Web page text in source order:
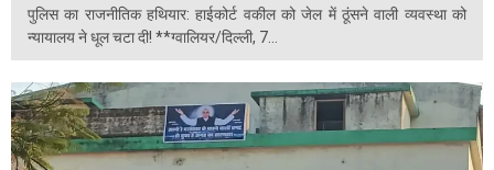
पुलिस का राजनीतिक हथियार: हाईकोर्ट वकील को जेल में ठूंसने वाली व्यवस्था को
न्यायालय ने धूल चटा दी! **ग्वालियर/दिल्ली, 7...